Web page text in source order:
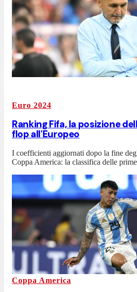
Euro 2024
Ranking Fifa, la posizione
flop all'Europeo
I coefficienti aggiornati dopo la fine
Coppa America: la classifica delle
Coppa America